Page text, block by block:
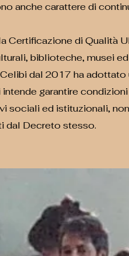
anche carattere di
Certificazione di Qualità
biblioteche, musei
dal 2017 ha adottato
intende garantire
ed istituzionali,
dal Decreto stesso.